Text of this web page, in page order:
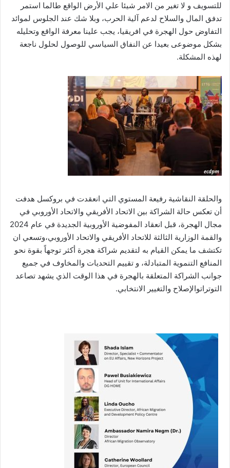
للتسويف و لا تغير من الامر شيئا علي الأرض الواقع طالما استمر
تدفق المال والسلاح لدعم آلية الحرب، وبلا شك عند الجلوس لموائد
التفاوض حول الهجرة في افريقيا، يجب علينا معرفة الواقع وتحليله
بشكل موضوعى بعيدا عن النفاق السياسي للوصول لحلول ناجعة
لهذه المشكلة.
والحلقة النقاشية رفيعة المستوي التي انعقدت في بروكسل هدفت
أن تعكس حالة الشراكة بين الاتحاد الأفريقي والاتحاد الأوروبي في
مجال الهجرة، قبل انعقاد المفوضية الأوروبية الجديدة في عام 2024
والقمة الوزارية الثالثة للاتحاد الأفريقي والاتحاد الأوروبي،وتسعي ان
تكتشف ما يمكن القيام به لتقديم شراكة هجرة أكثر توجهاً بقوة نحو
المنافع التنموية المتبادلة، و تقييم التحديات والمخاوف في جميع
جوانب الشراكة المتعلقة بالهجرة في هذا الوقت الذي يشهد تصاعد
التوتراتوالإصلاح والتغيير الانتخابي.